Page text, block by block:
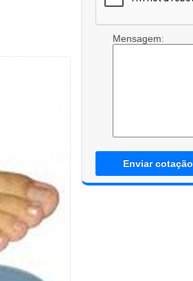
Mensagem:
Enviar cotação